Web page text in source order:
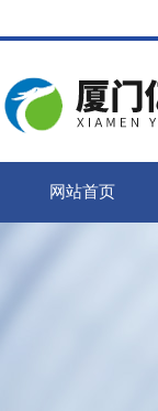
网站首页